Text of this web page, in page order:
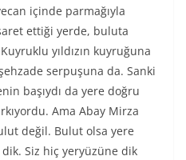
içinde parmağıyla
ettiği yerde, buluta
yıldızın kuyruğuna
serpuşuna da. Sanki
başıydı da yere doğru
Ama Abay Mirza
değil. Bulut olsa yere
Siz hiç yeryüzüne dik